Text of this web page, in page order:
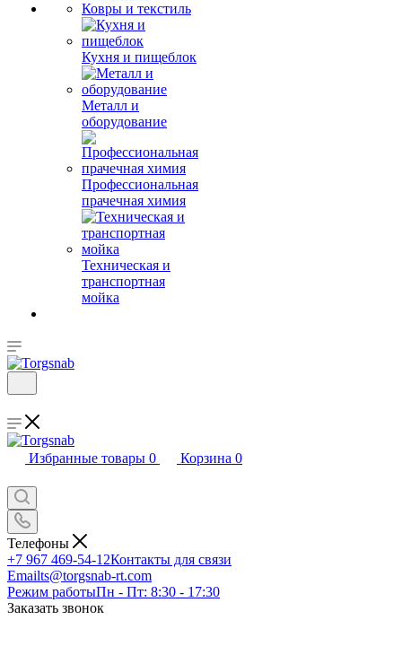
Ковры и текстиль
Кухня и пищеблок
Металл и
оборудование
Профессиональная
прачечная химия
Техническая и
транспортная
мойка
Избранные товары 0 Корзина 0
Телефоны
+7 967 469-54-12Контакты для связи
Emailts@torgsnab-rt.com
Режим работыПн - Пт: 8:30 - 17:30
Заказать звонок